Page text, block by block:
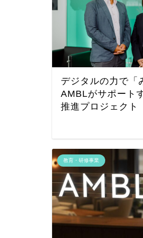
デジタルの力で「
AMBLがサポート
推進プロジェクト
教育・研修事業